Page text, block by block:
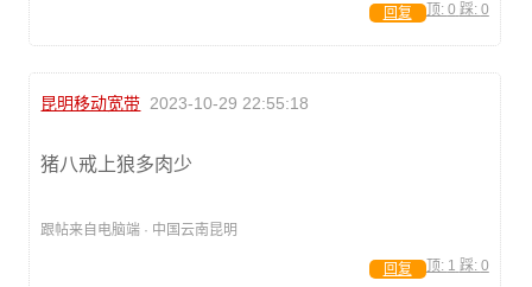
顶: 0 踩: 0
回复
昆明移动宽带 2023-10-29 22:55:18
猪八戒上狼多肉少
跟帖来自电脑端 · 中国云南昆明
顶: 1 踩: 0
回复